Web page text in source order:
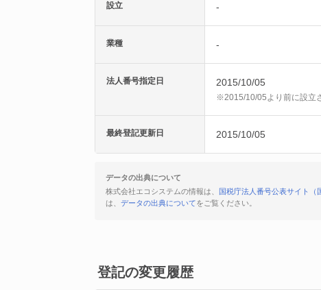
設立 -
業種 -
法人番号指定日 2015/10/05
※2015/10/05より前に設立
最終登記更新日 2015/10/05
データの出典について
株式会社エコシステムの情報は、
国税庁法人番号公表サイト（
は、 データの出典についてをご覧ください。
登記の変更履歴